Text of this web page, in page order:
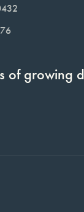
of growing